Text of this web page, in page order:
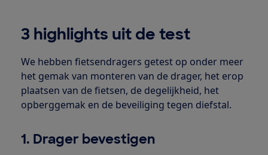
3 highlights uit de test
We hebben fietsendragers getest op onder meer
het gemak van monteren van de drager, het erop
plaatsen van de fietsen, de degelijkheid, het
opberggemak en de beveiliging tegen diefstal.
1. Drager bevestigen